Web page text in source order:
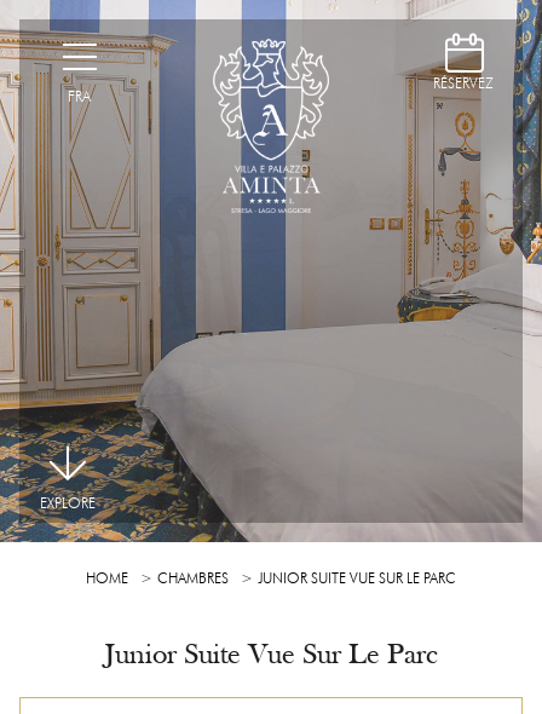
H
FRA
D
RÉSERVEZ
|
EXPLORE
HOME CHAMBRES JUNIOR SUITE VUE SUR LE PARC
Junior Suite Vue Sur Le Parc